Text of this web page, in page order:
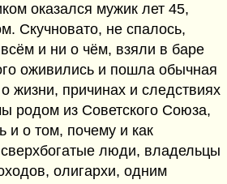
оказался мужик лет 45,
Скучновато, не спалось,
и ни о чём, взяли в баре
оживились и пошла обычная
жизни, причинах и следствиях
родом из Советского Союза,
и о том, почему и как
люди, владельцы
олигархи, одним